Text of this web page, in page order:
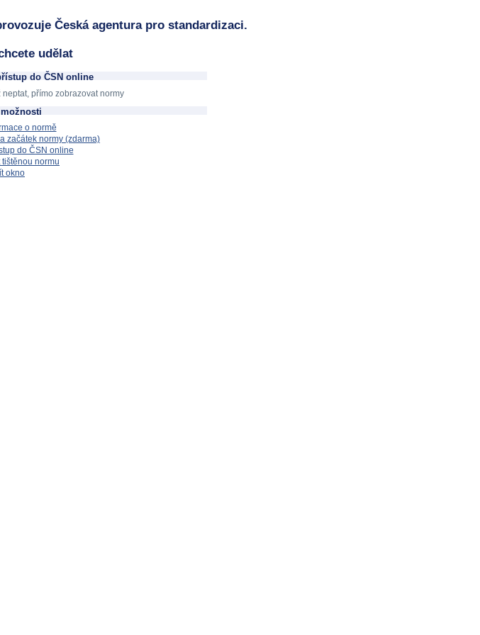
Česká agentura pro standardizaci.
udělat
do ČSN online
neptat, přímo zobrazovat normy
o normě
začátek normy (zdarma)
do ČSN online
normu
okno